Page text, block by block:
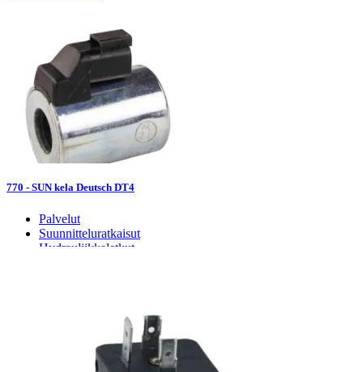
770 - SUN kela Deutsch DT4
Palvelut
Suunnitteluratkaisut
Hydrauliikkaletkut
Ennakoiva kartoitus
Enerpac-huolto